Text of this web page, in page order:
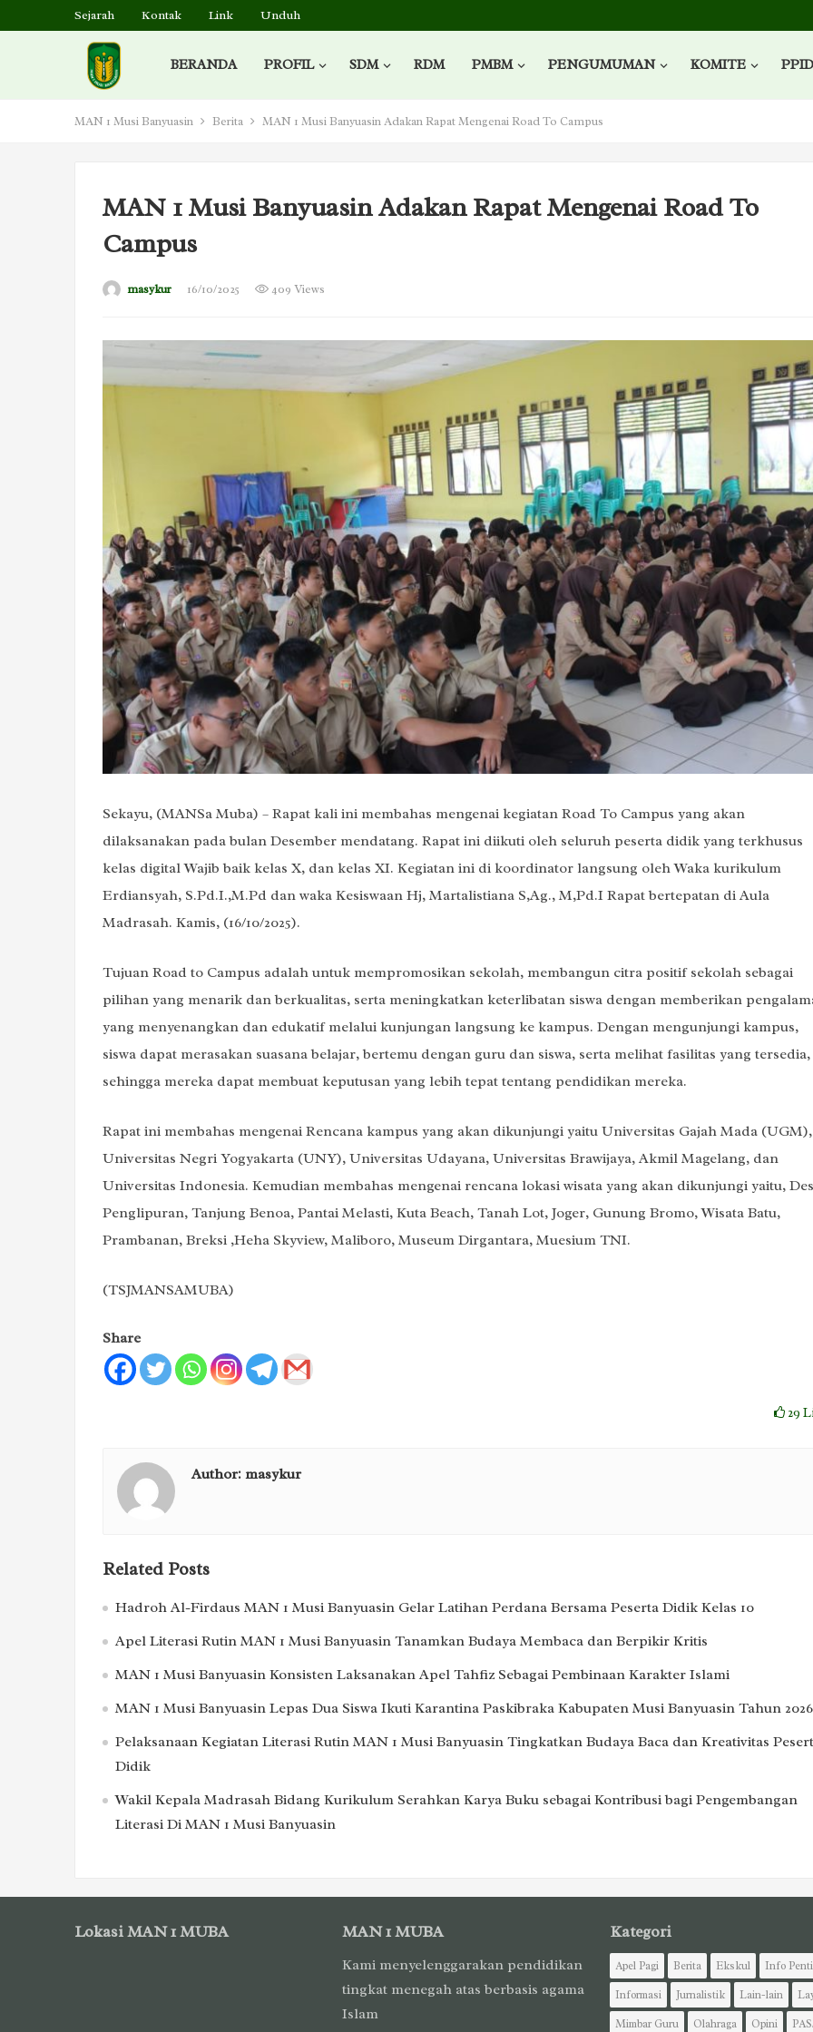
Sejarah Kontak Link Unduh
BERANDA PROFIL SDM RDM PMBM PENGUMUMAN KOMITE PPID
MAN 1 Musi Banyuasin Berita MAN 1 Musi Banyuasin Adakan Rapat Mengenai Road To Campus
MAN 1 Musi Banyuasin Adakan Rapat Mengenai Road To
Campus
masykur 16/10/2025 409 Views
Sekayu, (MANSa Muba) – Rapat kali ini membahas mengenai kegiatan Road To Campus yang akan
dilaksanakan pada bulan Desember mendatang. Rapat ini diikuti oleh seluruh peserta didik yang terkhusus
kelas digital Wajib baik kelas X, dan kelas XI. Kegiatan ini di koordinator langsung oleh Waka kurikulum
Erdiansyah, S.Pd.I.,M.Pd dan waka Kesiswaan Hj, Martalistiana S,Ag., M,Pd.I Rapat bertepatan di Aula
Madrasah. Kamis, (16/10/2025).
Tujuan Road to Campus adalah untuk mempromosikan sekolah, membangun citra positif sekolah sebagai
pilihan yang menarik dan berkualitas, serta meningkatkan keterlibatan siswa dengan memberikan
yang menyenangkan dan edukatif melalui kunjungan langsung ke kampus. Dengan mengunjungi kampus,
siswa dapat merasakan suasana belajar, bertemu dengan guru dan siswa, serta melihat fasilitas yang tersedia,
sehingga mereka dapat membuat keputusan yang lebih tepat tentang pendidikan mereka.
Rapat ini membahas mengenai Rencana kampus yang akan dikunjungi yaitu Universitas Gajah Mada (UGM),
Universitas Negri Yogyakarta (UNY), Universitas Udayana, Universitas Brawijaya, Akmil Magelang, dan
Universitas Indonesia. Kemudian membahas mengenai rencana lokasi wisata yang akan dikunjungi yaitu,
Penglipuran, Tanjung Benoa, Pantai Melasti, Kuta Beach, Tanah Lot, Joger, Gunung Bromo, Wisata Batu,
Prambanan, Breksi ,Heha Skyview, Maliboro, Museum Dirgantara, Muesium TNI.
(TSJMANSAMUBA)
Share
29
Author: masykur
Related Posts
Hadroh Al-Firdaus MAN 1 Musi Banyuasin Gelar Latihan Perdana Bersama Peserta Didik Kelas 10
Apel Literasi Rutin MAN 1 Musi Banyuasin Tanamkan Budaya Membaca dan Berpikir Kritis
MAN 1 Musi Banyuasin Konsisten Laksanakan Apel Tahfiz Sebagai Pembinaan Karakter Islami
MAN 1 Musi Banyuasin Lepas Dua Siswa Ikuti Karantina Paskibraka Kabupaten Musi Banyuasin Tahun 2026
Pelaksanaan Kegiatan Literasi Rutin MAN 1 Musi Banyuasin Tingkatkan Budaya Baca dan Kreativitas
Didik
Wakil Kepala Madrasah Bidang Kurikulum Serahkan Karya Buku sebagai Kontribusi bagi Pengembangan
Literasi Di MAN 1 Musi Banyuasin
Lokasi MAN 1 MUBA MAN 1 MUBA
Kami menyelenggarakan pendidikan
tingkat menegah atas berbasis agama
Islam
Kategori
Apel Pagi Berita Ekskul
Info
Informasi
Jurnalistik Lain-lain
Mimbar Guru
Olahraga Opini